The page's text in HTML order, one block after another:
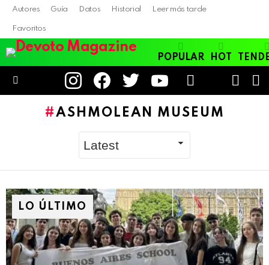
Autores Guía Datos Historial Leer más tarde
Favoritos
POPULAR HOT
instagramfacebooktwitter youtube
SKIN
ASHMOLEAN MUSEUM
LO ÚLTIMO